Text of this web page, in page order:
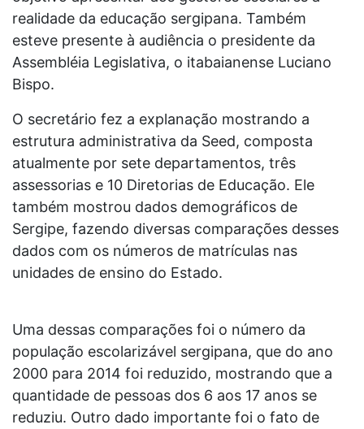
realidade da educação sergipana. Também
esteve presente à audiência o presidente da
Assembléia Legislativa, o itabaianense Luciano
Bispo.
O secretário fez a explanação mostrando a
estrutura administrativa da Seed, composta
atualmente por sete departamentos, três
assessorias e 10 Diretorias de Educação. Ele
também mostrou dados demográficos de
Sergipe, fazendo diversas comparações desses
dados com os números de matrículas nas
unidades de ensino do Estado.
Uma dessas comparações foi o número da
população escolarizável sergipana, que do ano
2000 para 2014 foi reduzido, mostrando que a
quantidade de pessoas dos 6 aos 17 anos se
reduziu. Outro dado importante foi o fato de